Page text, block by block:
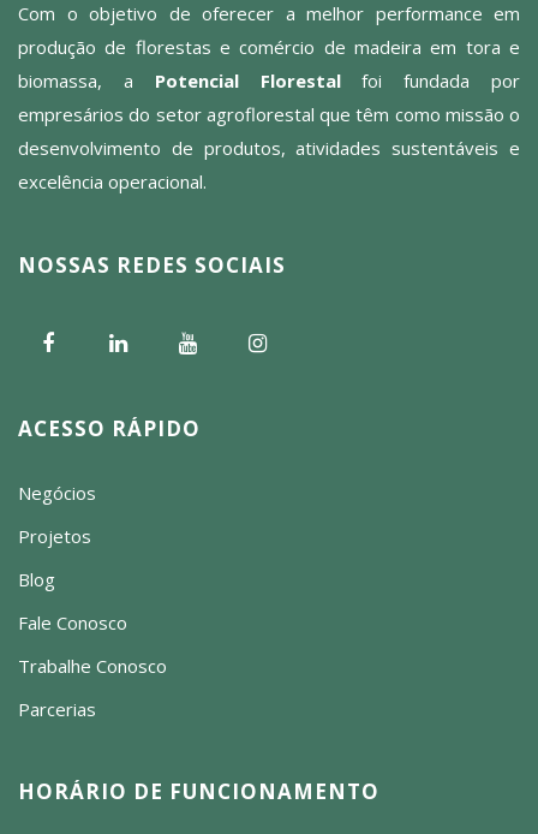
Com o objetivo de oferecer a melhor performance em
produção de florestas e comércio de madeira em tora e
biomassa, a Potencial Florestalfoi fundada por
empresários do setor agroflorestal que têm como missão o
desenvolvimento de produtos, atividades sustentáveis e
excelência operacional.
NOSSAS REDES SOCIAIS
ACESSO RÁPIDO
Negócios
Projetos
Blog
Fale Conosco
Trabalhe Conosco
Parcerias
HORÁRIO DE FUNCIONAMENTO